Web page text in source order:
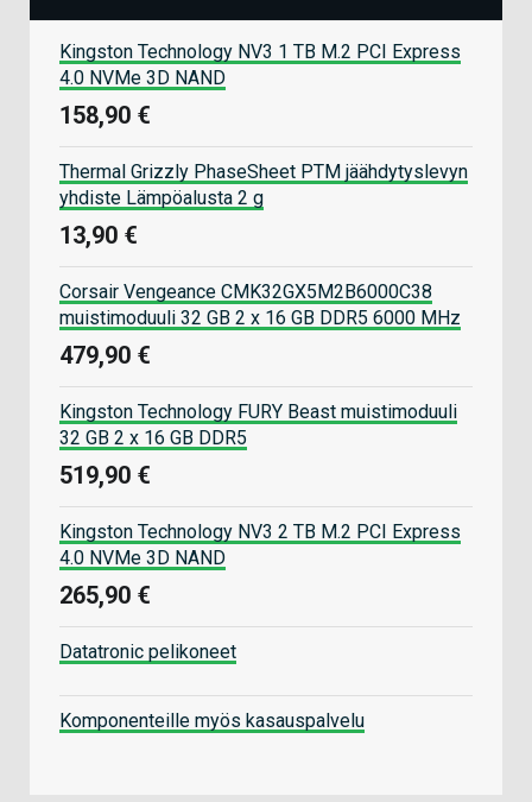
Kingston Technology NV3 1 TB M.2 PCI Express
4.0 NVMe 3D NAND
158,90 €
Thermal Grizzly PhaseSheet PTM jäähdytyslevyn
yhdiste Lämpöalusta 2 g
13,90 €
Corsair Vengeance CMK32GX5M2B6000C38
muistimoduuli 32 GB 2 x 16 GB DDR5 6000 MHz
479,90 €
Kingston Technology FURY Beast muistimoduuli
32 GB 2 x 16 GB DDR5
519,90 €
Kingston Technology NV3 2 TB M.2 PCI Express
4.0 NVMe 3D NAND
265,90 €
Datatronic pelikoneet
Komponenteille myös kasauspalvelu